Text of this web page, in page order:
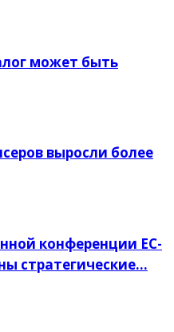
может быть
выросли более
конференции ЕС-
стратегические…